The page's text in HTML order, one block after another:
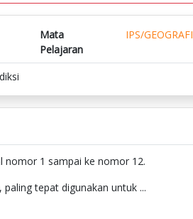
Mata
Pelajaran
IPS/GEOGRAFI
nomor 1 sampai ke nomor 12.
tepat digunakan untuk ...